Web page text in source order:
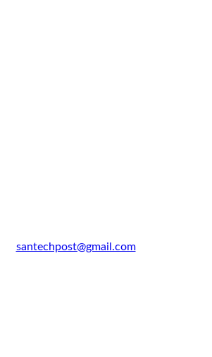
santechpost@gmail.com